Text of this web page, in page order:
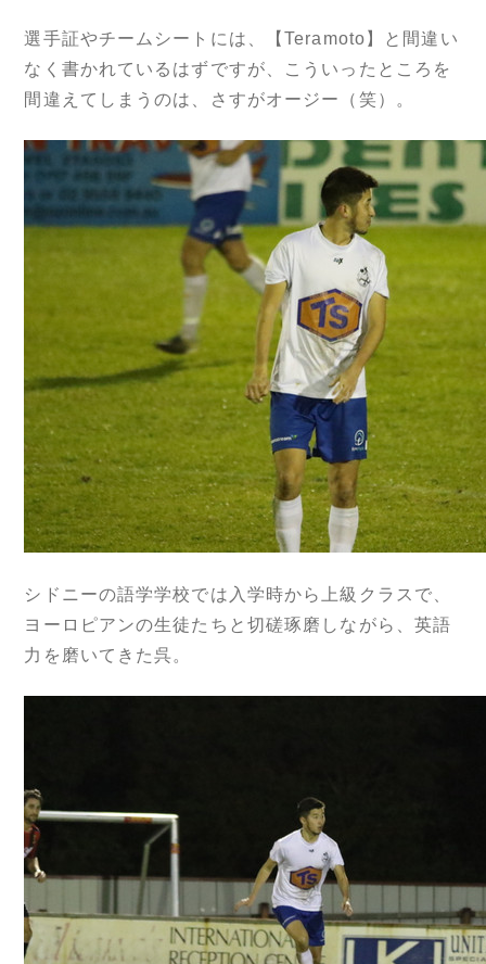
選手証やチームシートには、【Teramoto】と間違い
なく書かれているはずですが、こういったところを
間違えてしまうのは、さすがオージー（笑）。
シドニーの語学学校では入学時から上級クラスで、
ヨーロピアンの生徒たちと切磋琢磨しながら、英語
力を磨いてきた呉。